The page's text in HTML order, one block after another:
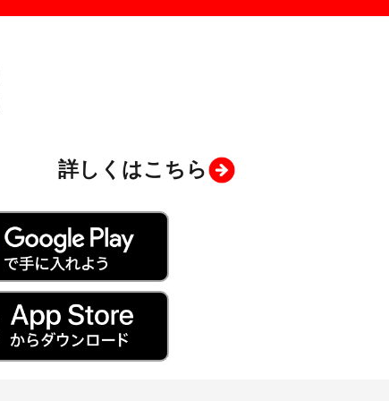
詳しくはこちら